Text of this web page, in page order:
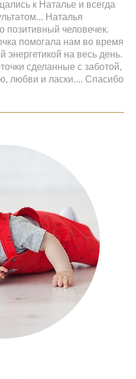
к Наталье и всегда
Наталья
позитивный человечек.
помогала нам во время
энергетикой на весь день.
сделанные с заботой,
любви и ласки.... Спасибо